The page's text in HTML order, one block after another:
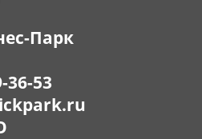
Парк
36-53